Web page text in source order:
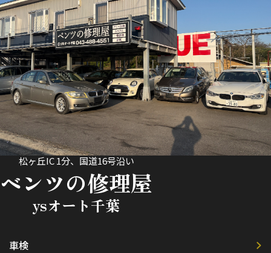
松ヶ丘IC 1分、国道16号沿い
ベンツの修理屋
ysオート千葉
車検